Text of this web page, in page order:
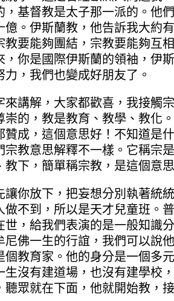
基督教是太子那一派的。他
。伊斯蘭教，他告訴我大約
要能夠團結，宗教要能夠互
你是國際伊斯蘭的領袖，伊
，我們也變成好朋友了。
解，大家都歡喜，我接觸
的，教是教育、教學、教化
成，這個意思好！不知道是
教意思解釋不一樣。它稱宗
下，簡單稱宗教，是這個意思
放下，把妄想分別執著統統
不到，所以是天才兒童班。
，給我們表演的是一般知識
佛一生的行誼，我們可以說
教育家。他的身分是一個多
沒有建道場，也沒有建學校
眾就在下面，他就開始教，